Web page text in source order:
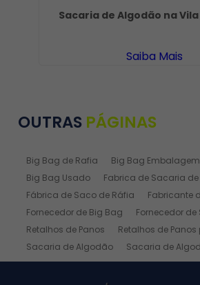
Sacaria de Algodão na
Saiba Mais
OUTRAS PÁGINAS
Big Bag de Rafia Big Bag Embalagem
Big Bag Usado
Fabrica de Sacaria
Fábrica de Saco de Ráfia
Fabricante
Fornecedor de Big Bag
Fornecedor
Retalhos de Panos
Retalhos de
Sacaria de Algodão
Sacaria de
Sacaria de Ráfia
Sacaria de Rafia